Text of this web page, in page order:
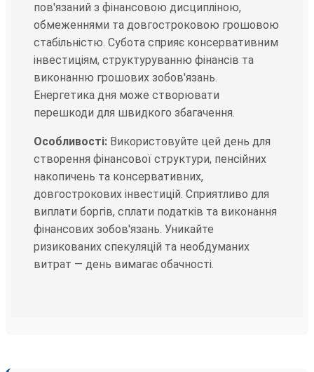
пов'язаний з фінансовою дисципліною,
обмеженнями та довгостроковою грошовою
стабільністю. Субота сприяє консервативним
інвестиціям, структуруванню фінансів та
виконанню грошових зобов'язань.
Енергетика дня може створювати
перешкоди для швидкого збагачення.
Особливості: Використовуйте цей день для
створення фінансової структури, пенсійних
накопичень та консервативних,
довгострокових інвестицій. Сприятливо для
виплати боргів, сплати податків та виконання
фінансових зобов'язань. Уникайте
ризикованих спекуляцій та необдуманих
витрат — день вимагає обачності.